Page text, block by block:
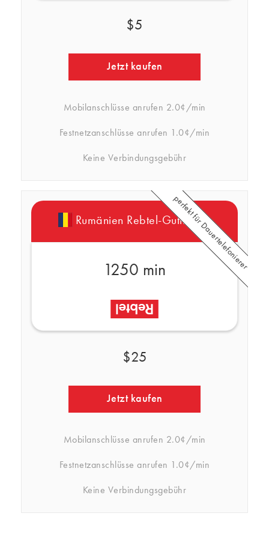
$5
Jetzt kaufen
Mobilanschlüsse anrufen 2.0¢/min
Festnetzanschlüsse anrufen 1.0¢/min
Keine Verbindungsgebühr
Rumänien Rebtel-Guthaben
1250 min
$25
Jetzt kaufen
Mobilanschlüsse anrufen 2.0¢/min
Festnetzanschlüsse anrufen 1.0¢/min
Keine Verbindungsgebühr
perfekt für Dauertelefonierer